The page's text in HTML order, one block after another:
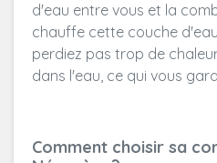
d'eau entre vous et la
chauffe cette couche
perdiez pas trop de
dans l'eau, ce qui vous
Comment choisir sa